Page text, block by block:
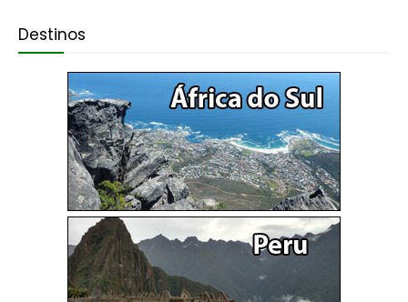
Destinos